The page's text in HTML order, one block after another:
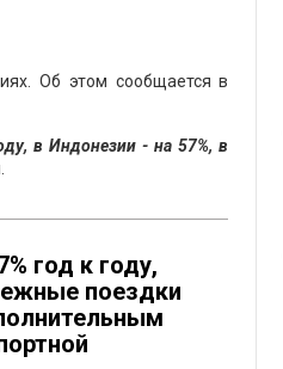
Об этом сообщается в
в Индонезии - на 57%, в
год к году,
поездки